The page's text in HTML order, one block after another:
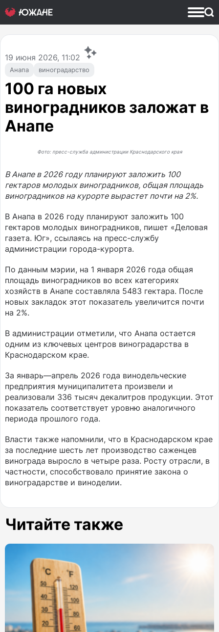
Анапа виноградарство
19 июня 2026, 11:02
100 га новых
виноградников заложат в
Анапе
Фото: пресс-служба администрации Краснодарского края
В Анапе в 2026 году планируют заложить 100
гектаров молодых виноградников, общая площадь
виноградников на курорте вырастет почти на 2%.
В Анапа в 2026 году планируют заложить 100
гектаров молодых виноградников, пишет «Деловая
газета. Юг», ссылаясь на пресс-службу
администрации города-курорта.
По данным мэрии, на 1 января 2026 года общая
площадь виноградников во всех категориях
хозяйств в Анапе составляла 5483 гектара. После
новых закладок этот показатель увеличится почти
на 2%.
В администрации отметили, что Анапа остается
одним из ключевых центров виноградарства в
Краснодарском крае.
За январь—апрель 2026 года винодельческие
предприятия муниципалитета произвели и
реализовали 336 тысяч декалитров продукции. Этот
показатель соответствует уровню аналогичного
периода прошлого года.
Власти также напомнили, что в Краснодарском крае
за последние шесть лет производство саженцев
винограда выросло в четыре раза. Росту отрасли, в
частности, способствовало принятие закона о
виноградарстве и виноделии.
Читайте также